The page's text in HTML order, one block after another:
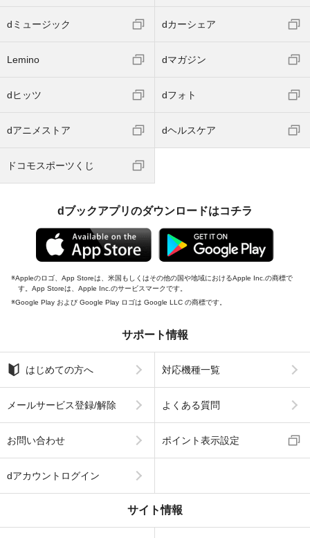
dミュージック dカーシェア
Lemino dマガジン
dヒッツ dフォト
dアニメストア dヘルスケア
ドコモスポーツくじ
dブックアプリのダウンロードはコチラ
Appleのロゴ、App Storeは、米国もしくはその他の国や地域におけるApple Inc.の商標で
す。App Storeは、Apple Inc.のサービスマークです。
Google Play および Google Play ロゴは Google LLC の商標です。
サポート情報
はじめての方へ 対応機種一覧
メールサービス登録/解除 よくある質問
お問い合わせ ポイント表示設定
dアカウントログイン
サイト情報